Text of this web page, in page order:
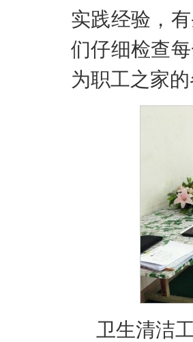
实践经验，
们仔细检查
为职工之家
卫生清洁